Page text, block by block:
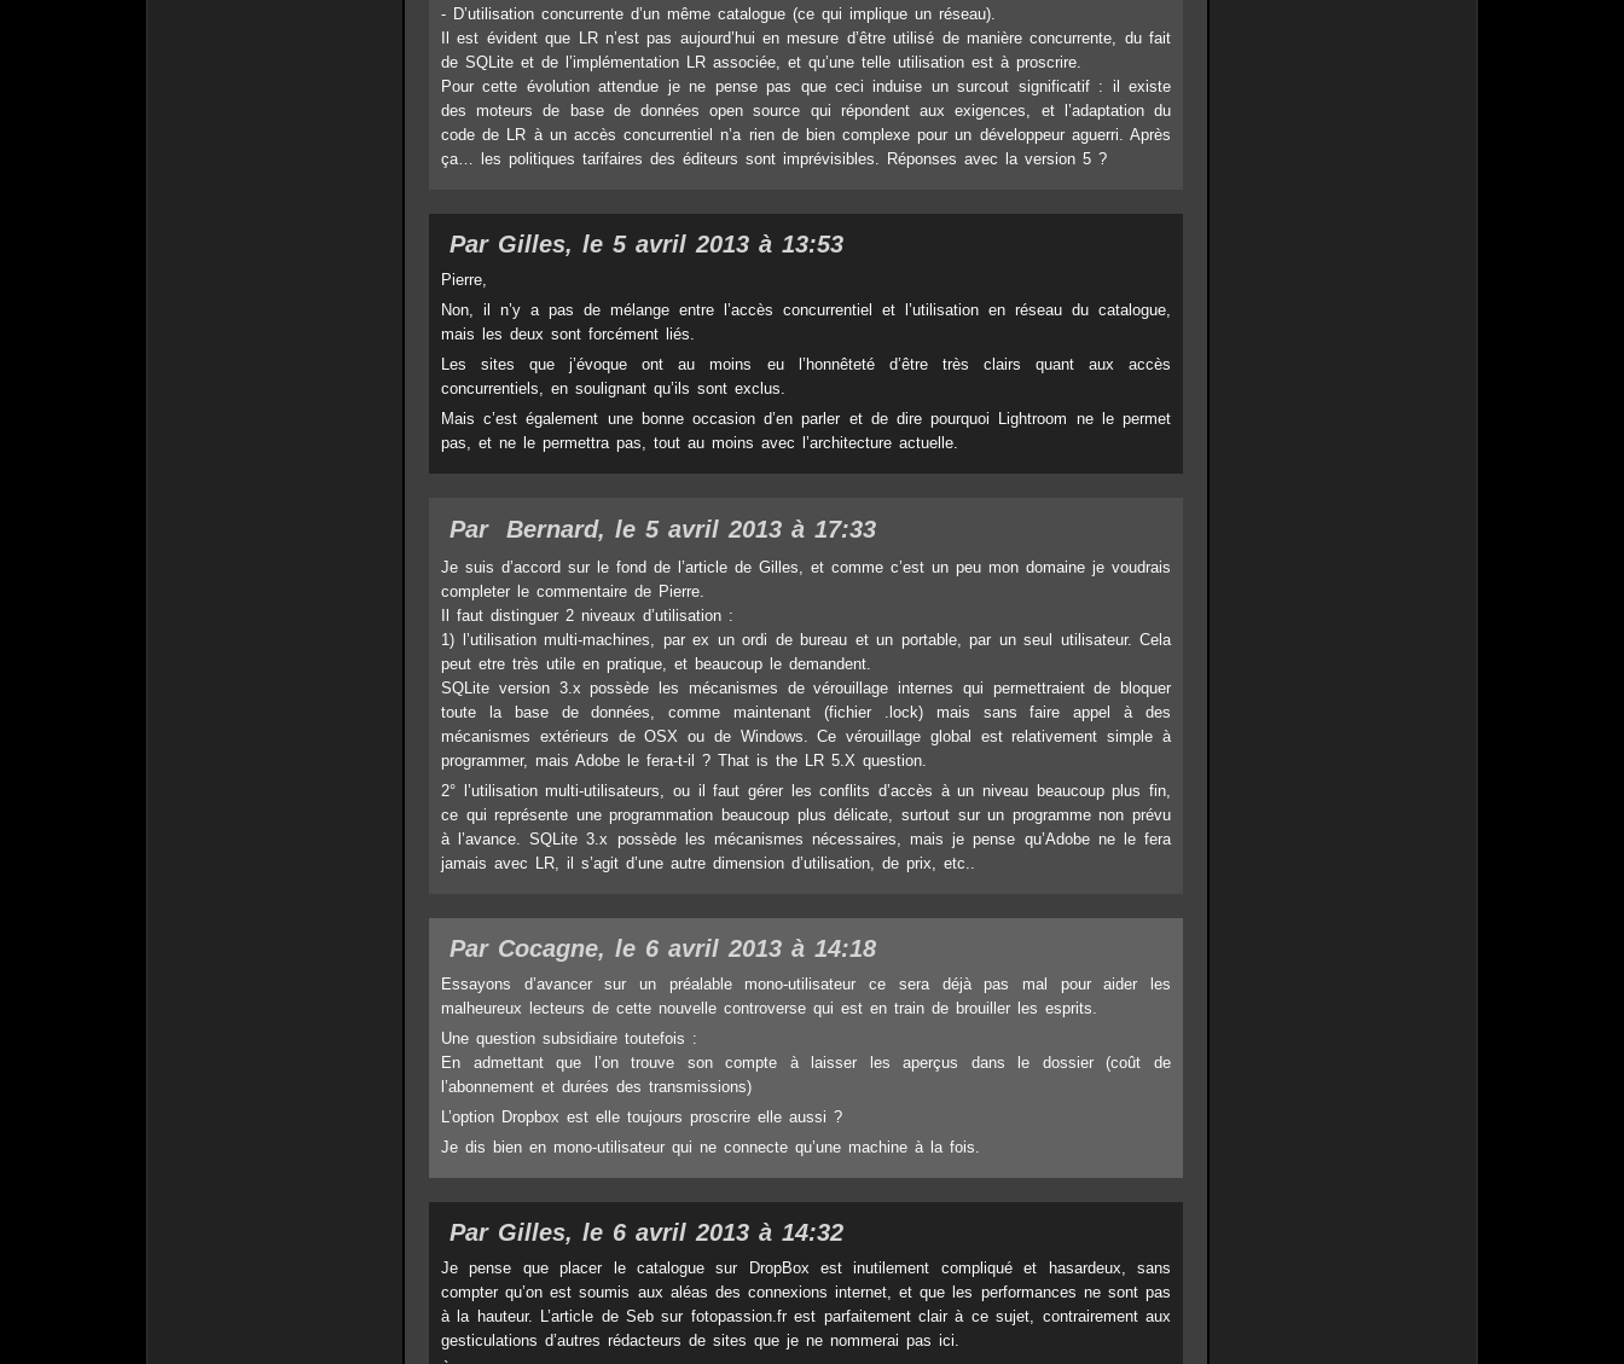
- D’utilisation concurrente d’un même catalogue (ce qui implique un réseau).
Il est évident que LR n’est pas aujourd’hui en mesure d’être utilisé de manière concurrente, du fait
de SQLite et de l’implémentation LR associée, et qu’une telle utilisation est à proscrire.
Pour cette évolution attendue je ne pense pas que ceci induise un surcout significatif : il existe
des moteurs de base de données open source qui répondent aux exigences, et l’adaptation du
code de LR à un accès concurrentiel n’a rien de bien complexe pour un développeur aguerri. Après
ça… les politiques tarifaires des éditeurs sont imprévisibles. Réponses avec la version 5 ?
Par Gilles, le 5 avril 2013 à 13:53
Pierre,
Non, il n’y a pas de mélange entre l’accès concurrentiel et l’utilisation en réseau du catalogue,
mais les deux sont forcément liés.
Les sites que j’évoque ont au moins eu l’honnêteté d’être très clairs quant aux accès
concurrentiels, en soulignant qu’ils sont exclus.
Mais c’est également une bonne occasion d’en parler et de dire pourquoi Lightroom ne le permet
pas, et ne le permettra pas, tout au moins avec l’architecture actuelle.
Par Bernard, le 5 avril 2013 à 17:33
Je suis d’accord sur le fond de l’article de Gilles, et comme c’est un peu mon domaine je voudrais
completer le commentaire de Pierre.
Il faut distinguer 2 niveaux d’utilisation :
1) l’utilisation multi-machines, par ex un ordi de bureau et un portable, par un seul utilisateur. Cela
peut etre très utile en pratique, et beaucoup le demandent.
SQLite version 3.x possède les mécanismes de vérouillage internes qui permettraient de bloquer
toute la base de données, comme maintenant (fichier .lock) mais sans faire appel à des
mécanismes extérieurs de OSX ou de Windows. Ce vérouillage global est relativement simple à
programmer, mais Adobe le fera-t-il ? That is the LR 5.X question.
2° l’utilisation multi-utilisateurs, ou il faut gérer les conflits d’accès à un niveau beaucoup plus fin,
ce qui représente une programmation beaucoup plus délicate, surtout sur un programme non prévu
à l’avance. SQLite 3.x possède les mécanismes nécessaires, mais je pense qu’Adobe ne le fera
jamais avec LR, il s’agit d’une autre dimension d’utilisation, de prix, etc..
Par Cocagne, le 6 avril 2013 à 14:18
Essayons d’avancer sur un préalable mono-utilisateur ce sera déjà pas mal pour aider les
malheureux lecteurs de cette nouvelle controverse qui est en train de brouiller les esprits.
Une question subsidiaire toutefois :
En admettant que l’on trouve son compte à laisser les aperçus dans le dossier (coût de
l’abonnement et durées des transmissions)
L’option Dropbox est elle toujours proscrire elle aussi ?
Je dis bien en mono-utilisateur qui ne connecte qu’une machine à la fois.
Par Gilles, le 6 avril 2013 à 14:32
Je pense que placer le catalogue sur DropBox est inutilement compliqué et hasardeux, sans
compter qu’on est soumis aux aléas des connexions internet, et que les performances ne sont pas
à la hauteur. L’article de Seb sur fotopassion.fr est parfaitement clair à ce sujet, contrairement aux
gesticulations d’autres rédacteurs de sites que je ne nommerai pas ici.